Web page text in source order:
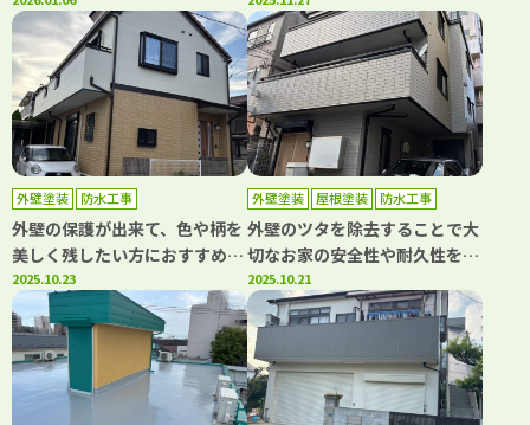
三ツ和 N様邸 ｜埼玉県川口
市、蕨市の外壁塗装・屋根塗装
専門店カワグチペイント 口コ
ミ評判No,1！
差間 I様邸 ｜埼玉県川口
市、蕨市の外壁塗装・屋根塗装
専門店カワグチペイント 口コ
ミ評判No,1！
外壁塗装 防水工事
外壁の保護が出来て、色や柄を
美しく残したい方におすすめで
す！！ 外壁塗装工事・ベラン
ダ床塗装 川口市南鳩ヶ谷
K様邸 ｜埼玉県川口市、蕨市
の外壁塗装・屋根塗装専門店カ
ワグチペイント 口コミ評判
2025.10.23
外壁塗装 屋根塗装 防水工事
外壁のツタを除去することで大
切なお家の安全性や耐久性を保
つことができる！！ 外壁塗
装・屋根塗装・防水工事 川
口市東川口 O様邸 ｜埼玉県
川口市、蕨市の外壁塗装・屋根
塗装専門店カワグチペイント
口コミ評判No,1！
2025.10.21